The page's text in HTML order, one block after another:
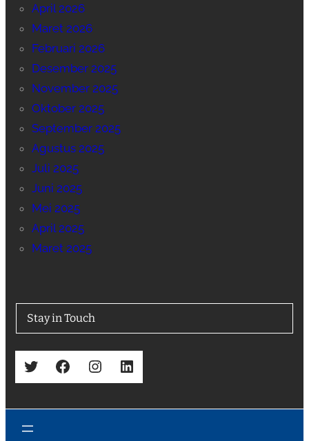
April 2026
Maret 2026
Februari 2026
Desember 2025
November 2025
Oktober 2025
September 2025
Agustus 2025
Juli 2025
Juni 2025
Mei 2025
April 2025
Maret 2025
Stay in Touch
Twitter Facebook Instagram LinkedIn